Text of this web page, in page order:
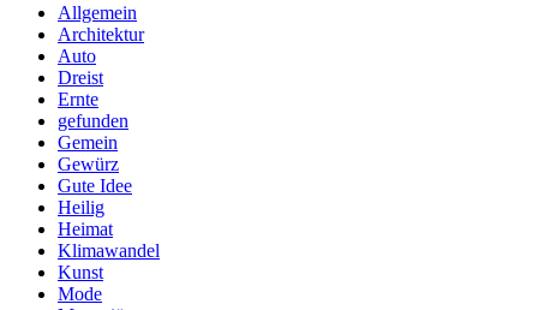
Allgemein
Architektur
Auto
Dreist
Ernte
gefunden
Gemein
Gewürz
Gute Idee
Heilig
Heimat
Klimawandel
Kunst
Mode